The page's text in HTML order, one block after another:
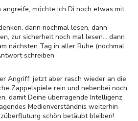
angreife, möchte ich Di noch etwas mit
dann nochmal lesen, dann
zur sicherheit noch mal lesen... dann
nächsten Tag in aller Ruhe (nochmal
schreiben
Angriff: jetzt aber rasch wieder an die
Zappelspiele rein und nebenbei noch
damit Deine überragende Intelligenz
Medienverständnis weiterhin
schön betäubt bleiben!